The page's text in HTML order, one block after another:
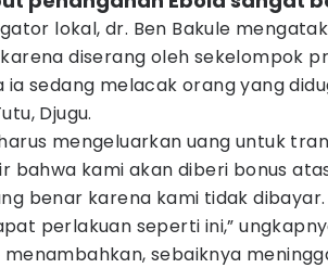
lokal, dr. Ben Bakule
diserang oleh sekelompok
ia sedang melacak orang yang
Djugu.
mengeluarkan uang untuk
bahwa kami akan diberi bonus
benar karena kami tidak
perlakuan seperti ini,”
menambahkan, sebaiknya